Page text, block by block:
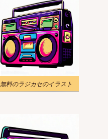
無料のラジカセのイラスト